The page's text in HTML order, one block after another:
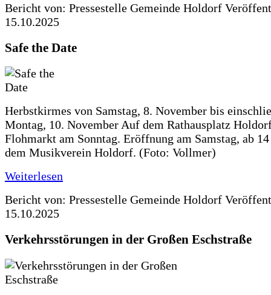
Bericht von: Pressestelle Gemeinde Holdorf
15.10.2025
Safe the Date
Herbstkirmes von Samstag, 8. November bis
Montag, 10. November Auf dem Rathausplatz
Flohmarkt am Sonntag. Eröffnung am Samstag, ab
dem Musikverein Holdorf. (Foto: Vollmer)
Weiterlesen
Bericht von: Pressestelle Gemeinde Holdorf
15.10.2025
Verkehrsstörungen in der Großen Eschstraße